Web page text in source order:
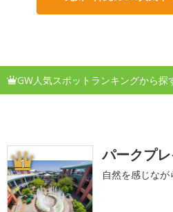
GW人気スポットランキングから探
1 パークプ
自然を感じな